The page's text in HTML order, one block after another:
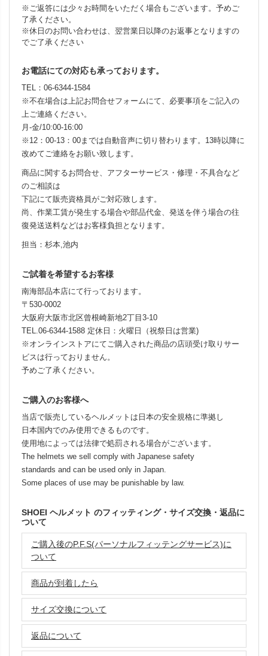
※ご返答には少々お時間をいただく場合もございます。予めご
了承ください。
※休日のお問い合わせは、翌営業日以降のお返事となりますの
でご了承ください
お電話にての対応も承っております。
TEL：06-6344-1584
※不在場合は上記お問合せフォームにて、必要事項をご記入の
上ご連絡ください。
月-金/10:00-16:00
※12：00-13：00までは自動音声に切り替わります。13時以降に
改めてご連絡をお願い致します。
商品に関するお問合せ、アフターサービス・修理・不具合など
のご相談は
下記にて販売資格員がご対応致します。
尚、作業工賃が発生する場合や部品代金、発送を伴う場合の往
復発送送料などはお客様負担となります。
担当：杉本,池内
ご試着を希望するお客様
南海部品本店にて行っております。
〒530-0002
大阪府大阪市北区曾根崎新地2丁目3-10
TEL.06-6344-1588 定休日：火曜日（祝祭日は営業)
※オンラインストアにてご購入された商品の店頭受け取りサー
ビスは行っておりません。
予めご了承ください。
ご購入のお客様へ
当店で販売しているヘルメットは日本の安全規格に準拠し
日本国内でのみ使用できるものです。
使用地によっては法律で処罰される場合がございます。
The helmets we sell comply with Japanese safety
standards and can be used only in Japan.
Some places of use may be punishable by law.
SHOEI ヘルメット のフィッティング・サイズ交換・返品に
ついて
ご購入後のP.F.S(パーソナルフィッテングサービス)に
ついて
商品が到着したら
サイズ交換について
返品について